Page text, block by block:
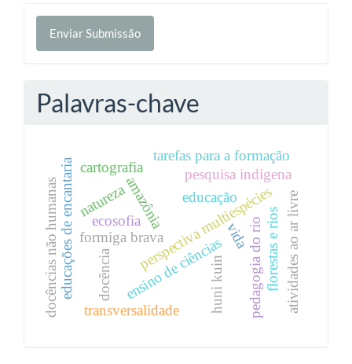
Enviar
Submissão
Enviar Submissão
Palavras-chave
formiga brava
amazônia
educações de encantaria
docências não humanas educação
perspectiva multiespécies
docência
vida
ensino de ciências pedagogia do rio
ecosofia
transversalidade
cartografia pesquisa indígena
huni kuin
natureza atividades ao ar livre
florestas e rios
tarefas para a formação